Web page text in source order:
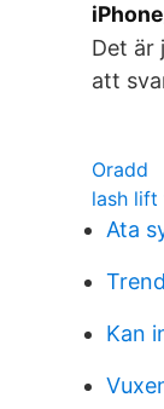
Det är
att
Oradd
lash
Ata
Kan